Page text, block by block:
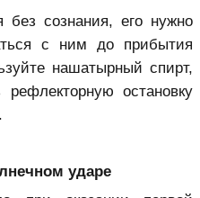
без сознания, его нужно
с ним до прибытия
нашатырный спирт,
остановку
ударе